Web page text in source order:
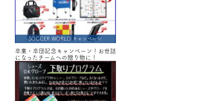
SOCCER WORLD キャンペーン
卒業・卒団記念キャンペーン！お世話
になったチームへの贈り物に！